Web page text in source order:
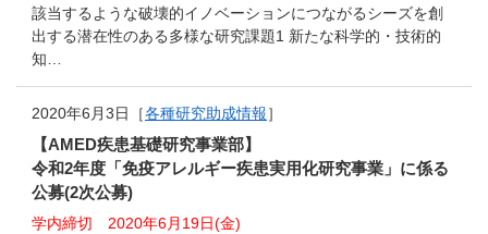
該当するような破壊的イノベーションにつながるシーズを創
出する潜在性のある多様な研究課題1 新たな科学的・技術的
知…
2020年6月3日［各種研究助成情報］
【AMED疾患基礎研究事業部】
令和2年度「免疫アレルギー疾患実用化研究事業」に係る
公募(2次公募)
学内締切 2020年6月19日(金)